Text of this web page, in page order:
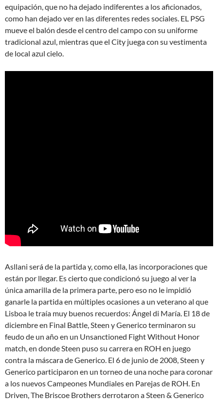
equipación, que no ha dejado indiferentes a los aficionados,
como han dejado ver en las diferentes redes sociales. EL PSG
mueve el balón desde el centro del campo con su uniforme
tradicional azul, mientras que el City juega con su vestimenta
de local azul cielo.
Asllani será de la partida y, como ella, las incorporaciones que
están por llegar. Es cierto que condicionó su juego al ver la
única amarilla de la primera parte, pero eso no le impidió
ganarle la partida en múltiples ocasiones a un veterano al que
Lisboa le traía muy buenos recuerdos: Ángel di María. El 18 de
diciembre en Final Battle, Steen y Generico terminaron su
feudo de un año en un Unsanctioned Fight Without Honor
match, en donde Steen puso su carrera en ROH en juego
contra la máscara de Generico. El 6 de junio de 2008, Steen y
Generico participaron en un torneo de una noche para coronar
a los nuevos Campeones Mundiales en Parejas de ROH. En
Driven, The Briscoe Brothers derrotaron a Steen & Generico